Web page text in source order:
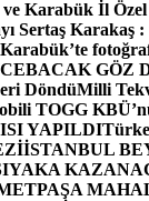
Karabük İl Özel
Sertaş
GÖZ
DöndüMilli
TOGG
YAPILDI
İSTANBUL